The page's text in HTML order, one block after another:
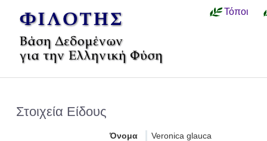
Τόποι
Στοιχεία Είδους
Όνομα
Veronica glauca